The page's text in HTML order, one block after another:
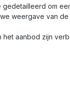
gedetailleerd om
weergave van
aanbod zijn